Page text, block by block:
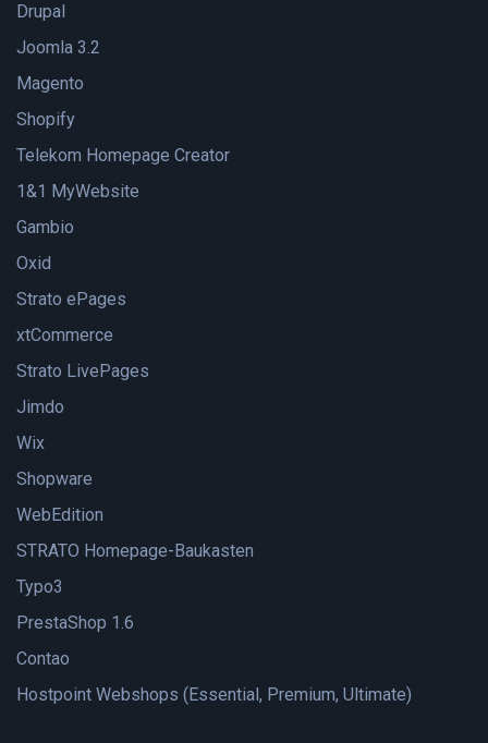
Drupal
Joomla 3.2
Magento
Shopify
Telekom Homepage Creator
1&1 MyWebsite
Gambio
Oxid
Strato ePages
xtCommerce
Strato LivePages
Jimdo
Wix
Shopware
WebEdition
STRATO Homepage-Baukasten
Typo3
PrestaShop 1.6
Contao
Hostpoint Webshops (Essential, Premium, Ultimate)